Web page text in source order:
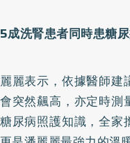
成洗腎患者同時患糖
麗表示，依據醫師建
突然飆高，亦定時測
尿病照護知識，全家